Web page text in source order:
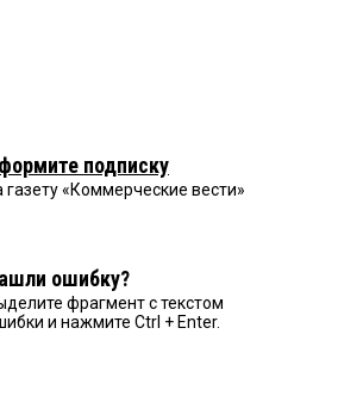
подписку
газету «Коммерческие вести»
ошибку?
фрагмент с текстом
и нажмите Ctrl + Enter.